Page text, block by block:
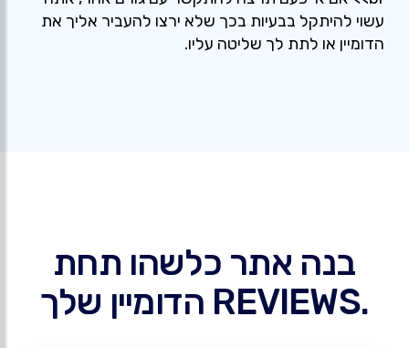
עשוי להיתקל בבעיות בכך שלא ירצו להעביר אליך את
הדומיין או לתת לך שליטה עליו.
בנה אתר כלשהו תחת
.REVIEWS הדומיין שלך